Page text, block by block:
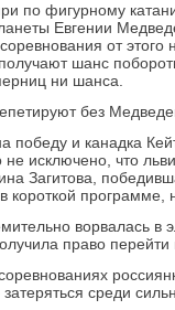
по фигурному
Евгении
от
шанс
ни шанса.
без
победу и канадка
не исключено, что
Загитова,
короткой программе,
ворвалась в
право
среди